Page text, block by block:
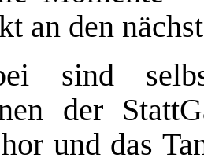
an den
sind
der
und das